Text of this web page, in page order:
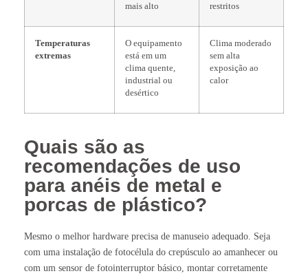
mais alto
restritos
Temperaturas
extremas
O equipamento
está em um
clima quente,
industrial ou
desértico
Clima moderado
sem alta
exposição ao
calor
Quais são as
recomendações de uso
para anéis de metal e
porcas de plástico?
Mesmo o melhor hardware precisa de manuseio adequado. Seja
com uma instalação de fotocélula do crepúsculo ao amanhecer ou
com um sensor de fotointerruptor básico, montar corretamente